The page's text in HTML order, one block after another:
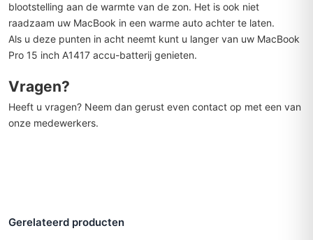
blootstelling aan de warmte van de zon. Het is ook niet
raadzaam uw MacBook in een warme auto achter te laten.
Als u deze punten in acht neemt kunt u langer van uw MacBook
Pro 15 inch A1417 accu-batterij genieten.
Vragen?
Heeft u vragen? Neem dan gerust even contact op met een van
onze medewerkers.
Gerelateerd producten